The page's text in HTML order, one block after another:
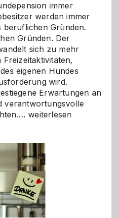
immer
werden immer
beruflichen Gründen.
Gründen. Der
sich zu mehr
eigenen Hundes
wird.
Erwartungen an
verantwortungsvolle
Betreuung
wann
ist
eine
Hundepension
die
richtige
weiterlesen